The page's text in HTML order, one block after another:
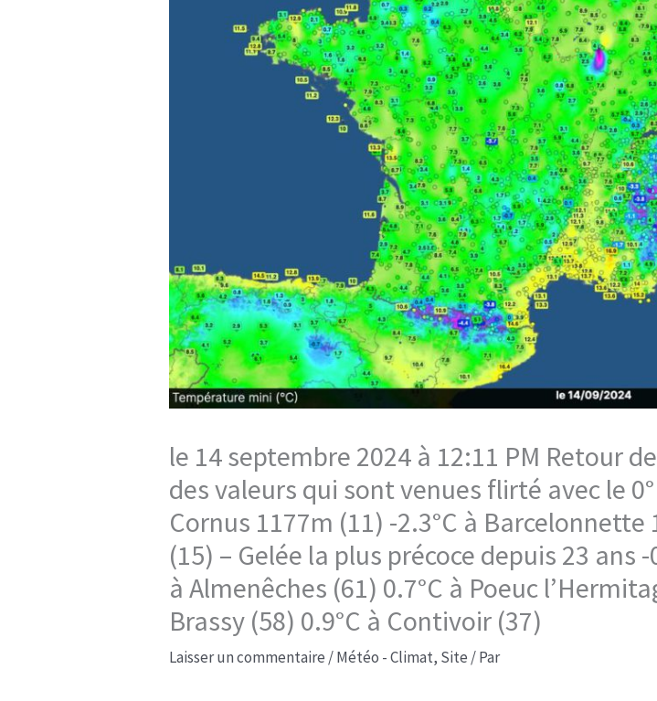
le 14 septembre 2024 à 12:11 PM Retour
des valeurs qui sont venues flirté avec le
Cornus 1177m (11) -2.3°C à
(15) – Gelée la plus précoce depuis 23 ans
à Almenêches (61) 0.7°C à Poeuc
Brassy (58) 0.9°C à Contivoir (37)
Laisser un commentaire /Météo - Climat, Site / Par